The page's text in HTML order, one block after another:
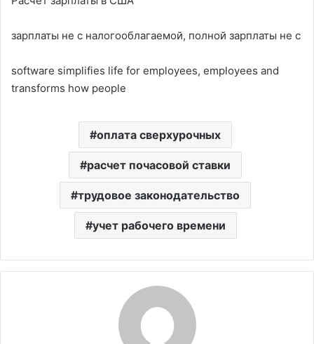
зарплаты не с налогооблагаемой, полной зарплаты не с
software simplifies life for employees, employees and
transforms how people
оплата сверхурочных
расчет почасовой ставки
трудовое законодательство
учет рабочего времени